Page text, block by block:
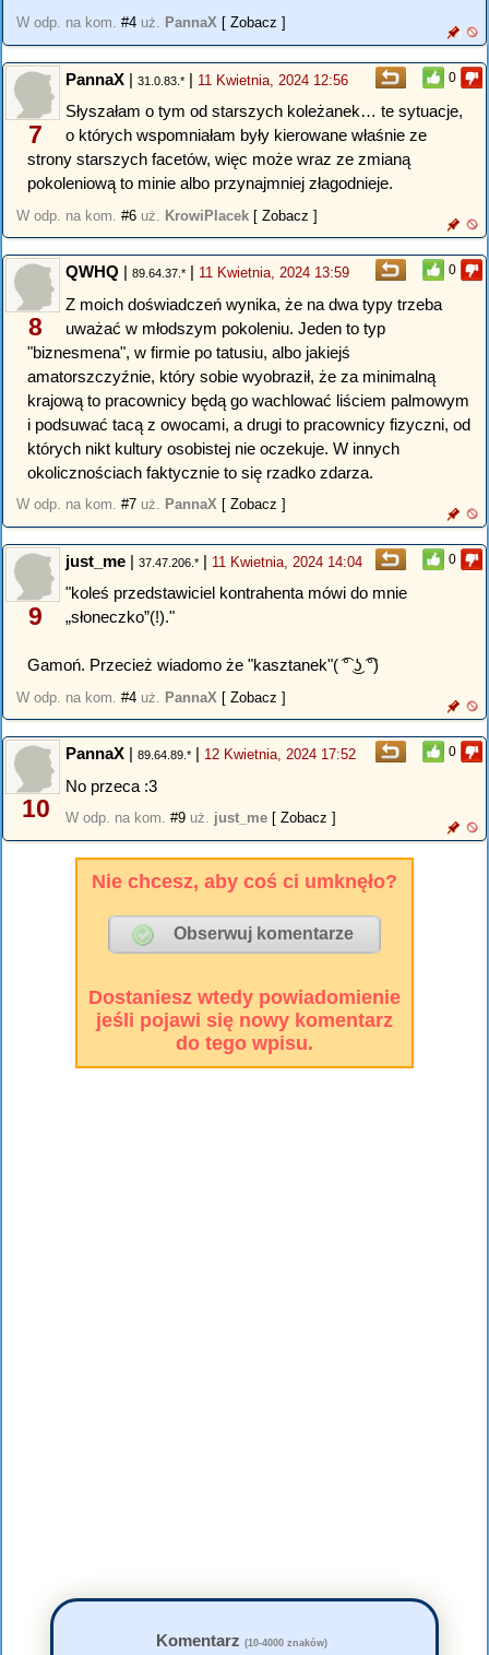
W odp. na kom. #4 uż. PannaX [ Zobacz ]
0
7
PannaX | 31.0.83.* | 11 Kwietnia, 2024 12:56
Słyszałam o tym od starszych koleżanek… te sytuacje,
o których wspomniałam były kierowane właśnie ze
strony starszych facetów, więc może wraz ze zmianą
pokoleniową to minie albo przynajmniej złagodnieje.
W odp. na kom. #6 uż. KrowiPlacek [ Zobacz ]
0
8
QWHQ | 89.64.37.* | 11 Kwietnia, 2024 13:59
Z moich doświadczeń wynika, że na dwa typy trzeba
uważać w młodszym pokoleniu. Jeden to typ
"biznesmena", w firmie po tatusiu, albo jakiejś
amatorszczyźnie, który sobie wyobraził, że za minimalną
krajową to pracownicy będą go wachlować liściem palmowym
i podsuwać tacą z owocami, a drugi to pracownicy fizyczni, od
których nikt kultury osobistej nie oczekuje. W innych
okolicznościach faktycznie to się rzadko zdarza.
W odp. na kom. #7 uż. PannaX [ Zobacz ]
0
9
just_me | 37.47.206.* | 11 Kwietnia, 2024 14:04
"koleś przedstawiciel kontrahenta mówi do mnie
„słoneczko”(!)."
Gamoń. Przecież wiadomo że "kasztanek"( ͡° ͜ʖ ͡°)
W odp. na kom. #4 uż. PannaX [ Zobacz ]
0
10
PannaX | 89.64.89.* | 12 Kwietnia, 2024 17:52
No przeca :3
W odp. na kom. #9 uż. just_me [ Zobacz ]
Nie chcesz, aby coś ci umknęło?
Dostaniesz wtedy powiadomienie
jeśli pojawi się nowy komentarz
do tego wpisu.
Komentarz (10-4000 znaków)